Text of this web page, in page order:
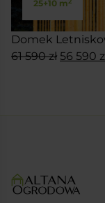
25+10 m
Domek
61 590zł 56 590